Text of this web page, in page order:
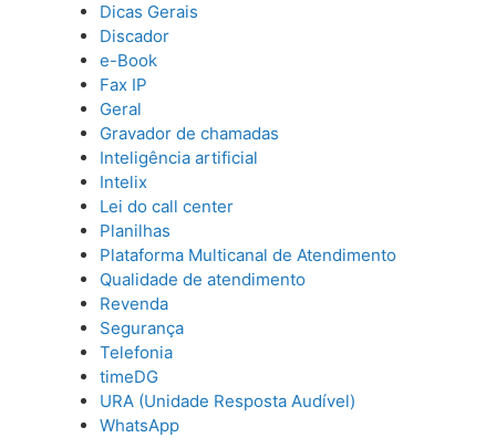
Dicas Gerais
Discador
e-Book
Fax IP
Geral
Gravador de chamadas
Inteligência artificial
Intelix
Lei do call center
Planilhas
Plataforma Multicanal de Atendimento
Qualidade de atendimento
Revenda
Segurança
Telefonia
timeDG
URA (Unidade Resposta Audível)
WhatsApp